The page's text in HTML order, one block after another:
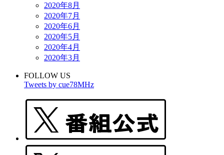
2020年8月
2020年7月
2020年6月
2020年5月
2020年4月
2020年3月
FOLLOW US
Tweets by cue78MHz